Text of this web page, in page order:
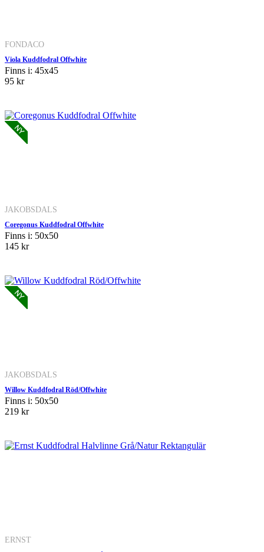
FONDACO
Viola Kuddfodral Offwhite
Finns i: 45x45
95 kr
JAKOBSDALS
Coregonus Kuddfodral Offwhite
Finns i: 50x50
145 kr
JAKOBSDALS
Willow Kuddfodral Röd/Offwhite
Finns i: 50x50
219 kr
ERNST